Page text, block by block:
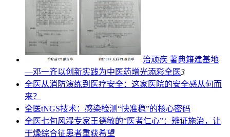
治顽疾 著典籍建基地
—邓一齐以创新实践为中医药增光添彩全医3
全医从消防演练到医疗安全：这家医院的安全感从何而
来？
全医tNGS技术：感染检测“快准稳”的核心密码
全医七旬风湿专家王德敏的“医者仁心”：辨证施治，让
干燥综合征患者重获希望